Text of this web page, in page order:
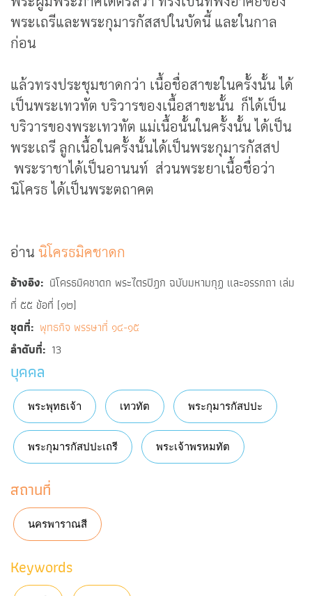
พระเถรีและพระกุมารกัสสปในบัดนี้ และในกาล
ก่อน
แล้วทรงประชุมชาดกว่า เนื้อชื่อสาขะในครั้งนั้น ได้
เป็นพระเทวทัต บริวารของเนื้อสาขะนั้น ก็ได้เป็น
บริวารของพระเทวทัต แม่เนื้อนั้นในครั้งนั้น ได้เป็น
พระเถรี ลูกเนื้อในครั้งนั้นได้เป็นพระกุมารกัสสป
พระราชาได้เป็นอานนท์ ส่วนพระยาเนื้อชื่อว่า
นิโครธ ได้เป็นพระตถาคต
อ่าน นิโครธมิคชาดก
อ้างอิง นิโครธมิคชาดก พระไตรปิฎก ฉบับมหามกุฏ และอรรกถา เล่ม
ที่ ๕๕ ข้อที่ [๑๒]
ชุดที่ พุทธกิจ พรรษาที่ ๑๔-๑๕
ลำดับที่ 13
บุคคล
พระพุทธเจ้า เทวทัต พระกุมารกัสปปะ
พระกุมารกัสปปะเถรี พระเจ้าพรหมทัต
สถานที่
นครพาราณสี
Keywords